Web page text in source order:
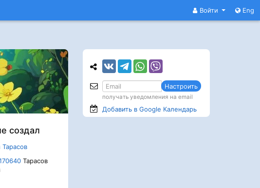
Войти Eng
создал
Тарасов
Настроить
получать уведомления на email
Добавить в Google Календарь